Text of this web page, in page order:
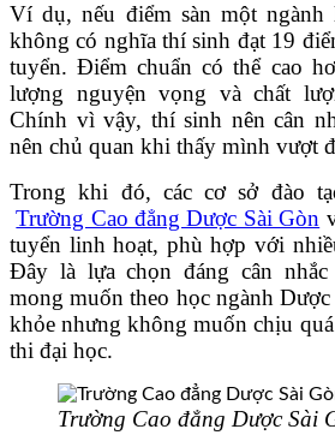
Ví dụ, nếu điểm sàn một
không có nghĩa thí sinh đạt 19
tuyển. Điểm chuẩn có thể cao
lượng nguyện vọng và chất
Chính vì vậy, thí sinh nên cân
nên chủ quan khi thấy mình vượt
Trong khi đó, các cơ sở đào
Trường Cao đẳng Dược Sài Gòn
tuyển linh hoạt, phù hợp với
Đây là lựa chọn đáng cân
mong muốn theo học ngành
khỏe nhưng không muốn chịu
thi đại học.
Trường Cao đẳng Dược Sài